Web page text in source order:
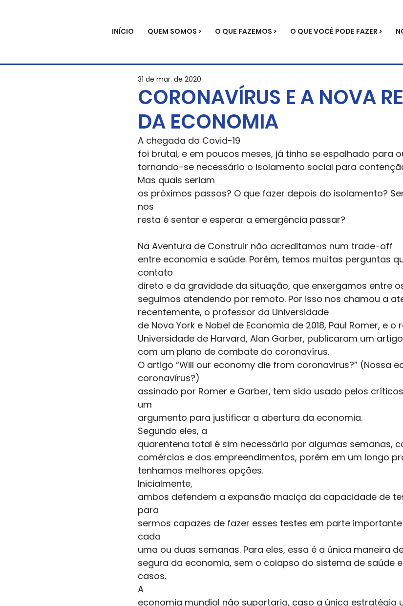
INÍCIO QUEM SOMOS > O QUE FAZEMOS > O QUE VOCÊ PODE FAZER >
CORONAVÍRUS E A NOVA
DA ECONOMIA
31 de mar. de 2020
A chegada do Covid-19
foi brutal, e em poucos meses, já tinha se espalhado para
tornando-se necessário o isolamento social para
Mas quais seriam
os próximos passos? O que fazer depois do isolamento?
nos
resta é sentar e esperar a emergência passar?
Na Aventura de Construir não acreditamos num trade-off
entre economia e saúde. Porém, temos muitas perguntas
contato
direto e da gravidade da situação, que enxergamos entre
seguimos atendendo por remoto. Por isso nos chamou a
recentemente, o professor da Universidade
de Nova York e Nobel de Economia de 2018, Paul Romer, e o
Universidade de Harvard, Alan Garber, publicaram um
com um plano de combate do coronavírus.
O artigo “Will our economy die from coronavirus?” (Nossa
coronavírus?)
assinado por Romer e Garber, tem sido usado pelos
um
argumento para justificar a abertura da economia.
Segundo eles, a
quarentena total é sim necessária por algumas semanas,
comércios e dos empreendimentos, porém em um longo
tenhamos melhores opções.
Inicialmente,
ambos defendem a expansão maciça da capacidade de
para
sermos capazes de fazer esses testes em parte
cada
uma ou duas semanas. Para eles, essa é a única maneira
segura da economia, sem o colapso do sistema de saúde
casos.
A
economia mundial não suportaria, caso a única estratégia